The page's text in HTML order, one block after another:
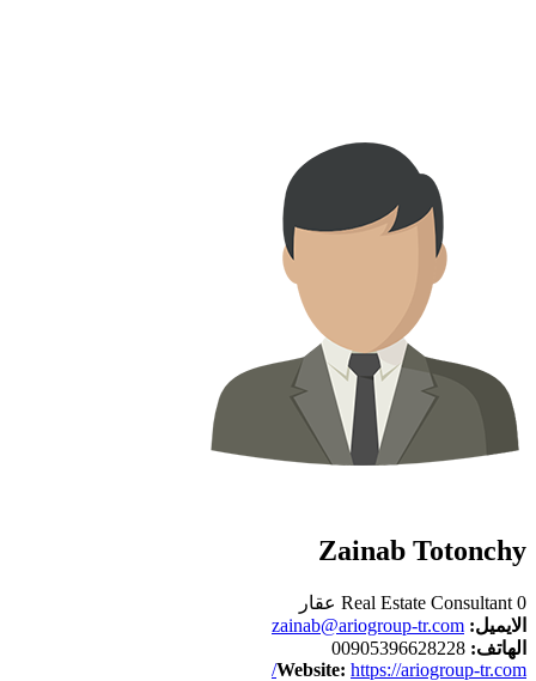
Zainab Totonchy
Real Estate Consultant 0 عقار
الايميل: zainab@ariogroup-tr.com
الهاتف: 00905396628228
Website: https://ariogroup-tr.com/